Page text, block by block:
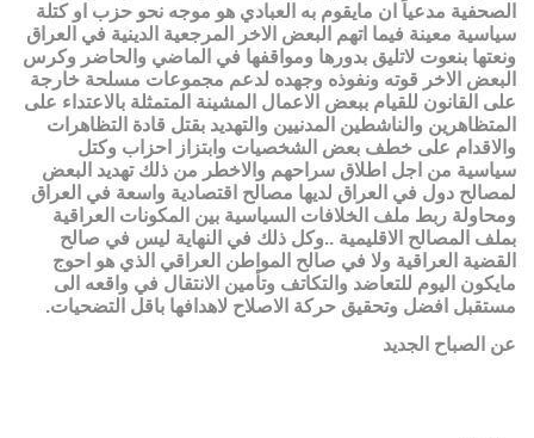
الصحفية مدعياً ان مايقوم به العبادي هو موجه نحو حزب او كتلة
سياسية معينة فيما اتهم البعض الاخر المرجعية الدينية في العراق
ونعتها بنعوت لاتليق بدورها ومواقفها في الماضي والحاضر وكرس
البعض الاخر قوته ونفوذه وجهده لدعم مجموعات مسلحة خارجة
على القانون للقيام ببعض الاعمال المشينة المتمثلة بالاعتداء على
المتظاهرين والناشطين المدنيين والتهديد بقتل قادة التظاهرات
والاقدام على خطف بعض الشخصيات وابتزاز احزاب وكتل
سياسية من اجل اطلاق سراحهم والاخطر من ذلك تهديد البعض
لمصالح دول في العراق لديها مصالح اقتصادية واسعة في العراق
ومحاولة ربط ملف الخلافات السياسية بين المكونات العراقية
بملف المصالح الاقليمية ..وكل ذلك في النهاية ليس في صالح
القضية العراقية ولا في صالح المواطن العراقي الذي هو احوج
مايكون اليوم للتعاضد والتكاتف وتأمين الانتقال في واقعه الى
مستقبل افضل وتحقيق حركة الاصلاح لاهدافها باقل التضحيات.
عن الصباح الجديد